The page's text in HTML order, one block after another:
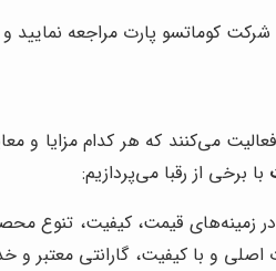
کوماتسو پارت مراجعه نمایید
می‌کنند که هر کدام مزایا و
با برخی از رقبا می‌پردازیم:
زمینه‌های قیمت، کیفیت، تنوع
اصلی و با کیفیت، گارانتی